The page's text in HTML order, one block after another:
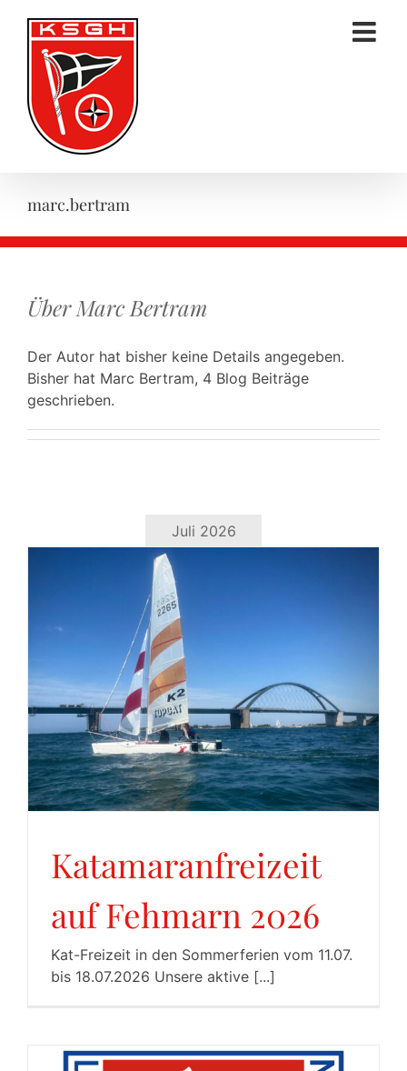
Inhalt
springen
marc.bertram
ÜberMarc Bertram
Der Autor hat bisher keine Details angegeben.
Bisher hat Marc Bertram, 4 Blog Beiträge
geschrieben.
Juli 2026
Katamaranfreizeit
auf Fehmarn 2026
Kat-Freizeit in den Sommerferien vom 11.07.
bis 18.07.2026 Unsere aktive [...]